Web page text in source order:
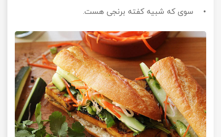
• سوی که شبیه کفته برنجی هست.